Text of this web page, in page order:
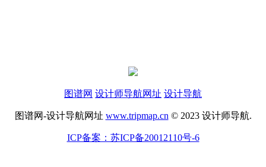
图谱网 设计师导航网址 设计导航
图谱网-设计导航网址 www.tripmap.cn© 2023 设计师导航.
ICP备案：苏ICP备20012110号-6